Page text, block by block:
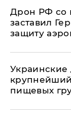
​Дрон РФ со
заставил
защиту
Украинские
пищевых